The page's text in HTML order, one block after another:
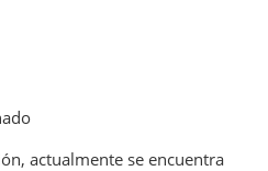
actualmente se encuentra